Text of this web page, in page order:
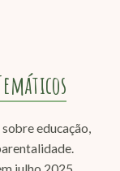
educação,